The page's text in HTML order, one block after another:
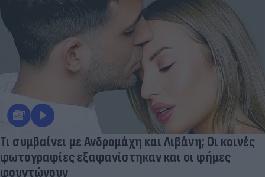
Τι συμβαίνει με Ανδρομάχη και Λιβάνη; Οι κοινές
φωτογραφίες εξαφανίστηκαν και οι φήμες
φουντώνουν